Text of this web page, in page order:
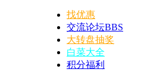
找优惠
交流论坛BBS
大转盘抽奖
白菜大全
积分福利